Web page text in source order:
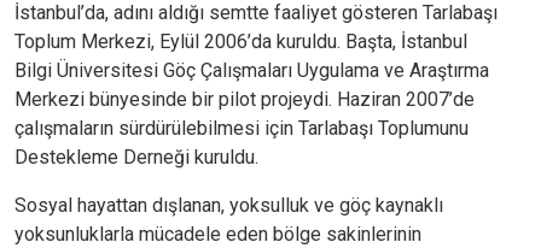
İstanbul’da, adını aldığı semtte faaliyet gösteren Tarlabaşı
Toplum Merkezi, Eylül 2006’da kuruldu. Başta, İstanbul
Bilgi Üniversitesi Göç Çalışmaları Uygulama ve Araştırma
Merkezi bünyesinde bir pilot projeydi. Haziran 2007’de
çalışmaların sürdürülebilmesi için Tarlabaşı Toplumunu
Destekleme Derneği kuruldu.
Sosyal hayattan dışlanan, yoksulluk ve göç kaynaklı
yoksunluklarla mücadele eden bölge sakinlerinin